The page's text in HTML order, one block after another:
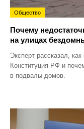
Общество
Почему
на улицах
Эксперт рассказал,
Конституция РФ и
в подвалы домов.